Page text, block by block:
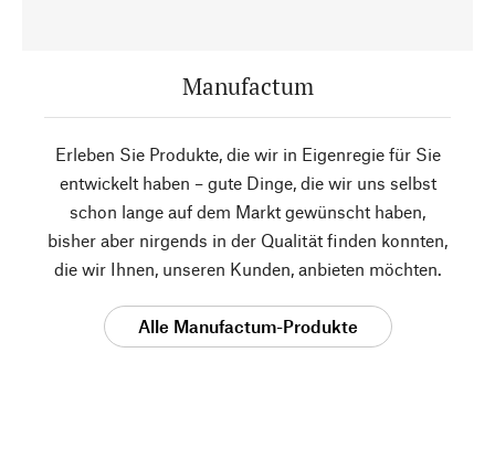
Manufactum
Erleben Sie Produkte, die wir in Eigenregie für Sie
entwickelt haben – gute Dinge, die wir uns selbst
schon lange auf dem Markt gewünscht haben,
bisher aber nirgends in der Qualität finden konnten,
die wir Ihnen, unseren Kunden, anbieten möchten.
Alle Manufactum-Produkte